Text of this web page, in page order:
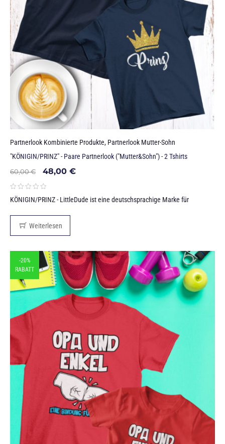
Partnerlook Kombinierte Produkte, Partnerlook Mutter-Sohn
"KÖNIGIN/PRINZ" - Paare Partnerlook ("Mutter&Sohn") - 2 Tshirts
60,00€ 48,00 €
KÖNIGIN/PRINZ - LittleDude ist eine deutschsprachige Marke für
Weiterlesen
-20%
RABATT